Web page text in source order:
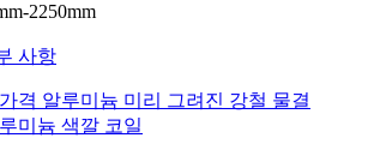
2250mm
사항